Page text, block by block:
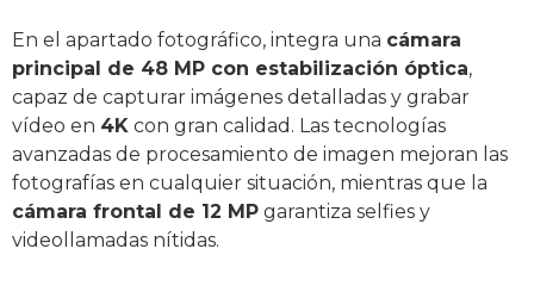
En el apartado fotográfico, integra una cámara
principal de 48 MP con estabilización óptica,
capaz de capturar imágenes detalladas y grabar
vídeo en 4K con gran calidad. Las tecnologías
avanzadas de procesamiento de imagen mejoran las
fotografías en cualquier situación, mientras que la
cámara frontal de 12 MP garantiza selfies y
videollamadas nítidas.